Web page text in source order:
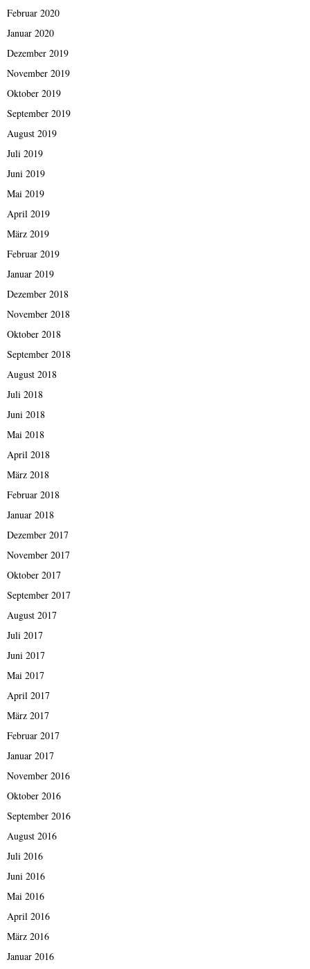
Februar 2020
Januar 2020
Dezember 2019
November 2019
Oktober 2019
September 2019
August 2019
Juli 2019
Juni 2019
Mai 2019
April 2019
März 2019
Februar 2019
Januar 2019
Dezember 2018
November 2018
Oktober 2018
September 2018
August 2018
Juli 2018
Juni 2018
Mai 2018
April 2018
März 2018
Februar 2018
Januar 2018
Dezember 2017
November 2017
Oktober 2017
September 2017
August 2017
Juli 2017
Juni 2017
Mai 2017
April 2017
März 2017
Februar 2017
Januar 2017
November 2016
Oktober 2016
September 2016
August 2016
Juli 2016
Juni 2016
Mai 2016
April 2016
März 2016
Januar 2016